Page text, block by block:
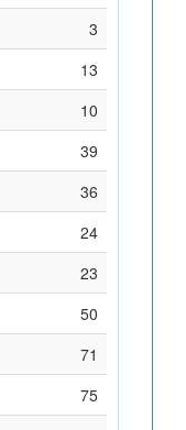
3
13
10
39
36
24
23
50
71
75